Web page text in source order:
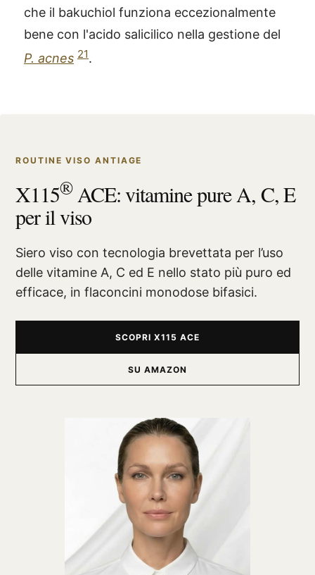
che il bakuchiol funziona eccezionalmente
bene con l'acido salicilico nella gestione del
P. acnes 21.
ROUTINE VISO ANTIAGE
X115®ACE: vitamine pure A, C, E
per il viso
Siero viso con tecnologia brevettata per l’uso
delle vitamine A, C ed E nello stato più puro ed
efficace, in flaconcini monodose bifasici.
SCOPRI X115 ACE
SU AMAZON